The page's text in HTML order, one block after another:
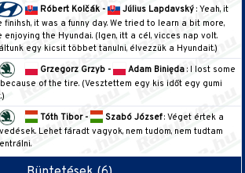
Róbert Kolčák - Július Lapdavský: Yeah, it
finihsh, it was a funny day. We tried to learn a bit more,
enjoying the Hyundai. (Igen, itt a cél, vicces nap volt.
egy kicsit többet tanulni, élvezzük a Hyundait.)
Grzegorz Grzyb - Adam Binięda: I lost some
of the tire. (Vesztettem egy kis időt egy gumi
Tóth Tibor - Szabó József: Véget értek a
Lehet fáradt vagyok, nem tudom, nem tudtam